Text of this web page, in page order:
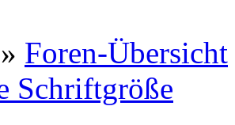
» Foren-Übersicht
Schriftgröße